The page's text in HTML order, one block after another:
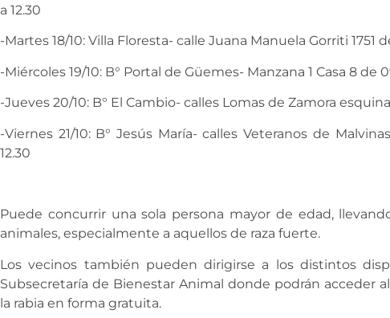
a 12.30
-Martes 18/10: Villa Floresta- calle Juana Manuela Gorriti 1751
-Miércoles 19/10: B° Portal de Güemes- Manzana 1 Casa 8 de
-Jueves 20/10: B° El Cambio- calles Lomas de Zamora
-Viernes 21/10: B° Jesús María- calles Veteranos de
12.30
Puede concurrir una sola persona mayor de edad,
animales, especialmente a aquellos de raza fuerte.
Los vecinos también pueden dirigirse a los distintos
Subsecretaría de Bienestar Animal donde podrán acceder
la rabia en forma gratuita.